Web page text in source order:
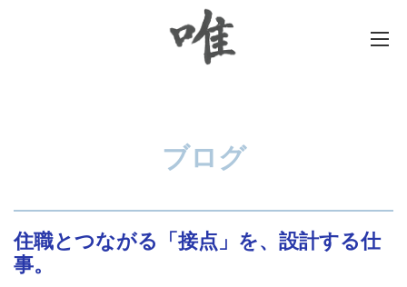
ブログ
住職とつながる「接点」を、設計する仕
事。